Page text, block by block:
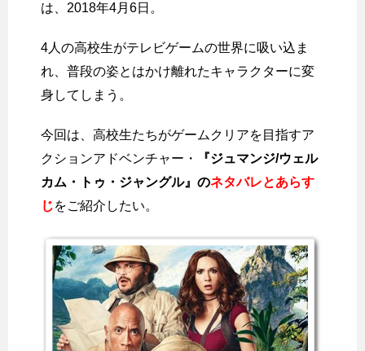
は、2018年4月6日。
4人の高校生がテレビゲームの世界に吸い込ま
れ、普段の姿とはかけ離れたキャラクターに変
身してしまう。
今回は、高校生たちがゲームクリアを目指すア
クションアドベンチャー・
『ジュマンジ/ウェル
カム・トゥ・ジャングル』のネタバレとあらす
じをご紹介したい。